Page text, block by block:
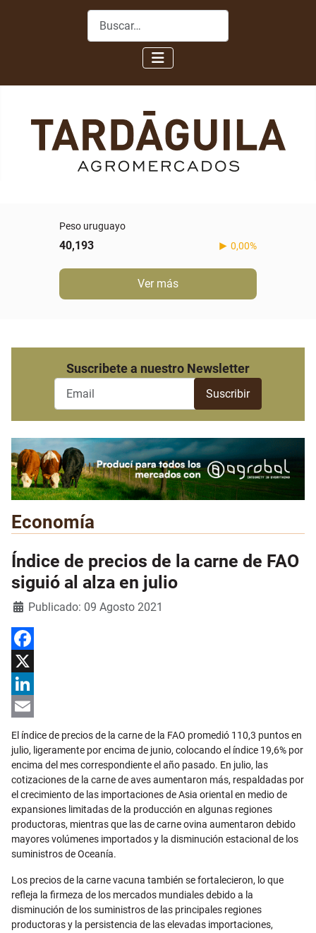
Buscar
Peso uruguayo
40,193 0,00%
Ver más
Suscribete a nuestro Newsletter
Economía
Índice de precios de la carne de FAO
siguió al alza en julio
Detalles
Publicado: 09 Agosto 2021
Facebook
X
LinkedIn
Email
El índice de precios de la carne de la FAO promedió 110,3 puntos en
julio, ligeramente por encima de junio, colocando el índice 19,6% por
encima del mes correspondiente el año pasado. En julio, las
cotizaciones de la carne de aves aumentaron más, respaldadas por
el crecimiento de las importaciones de Asia oriental en medio de
expansiones limitadas de la producción en algunas regiones
productoras, mientras que las de carne ovina aumentaron debido
mayores volúmenes importados y la disminución estacional de los
suministros de Oceanía.
Los precios de la carne vacuna también se fortalecieron, lo que
refleja la firmeza de los mercados mundiales debido a la
disminución de los suministros de las principales regiones
productoras y la persistencia de las elevadas importaciones,